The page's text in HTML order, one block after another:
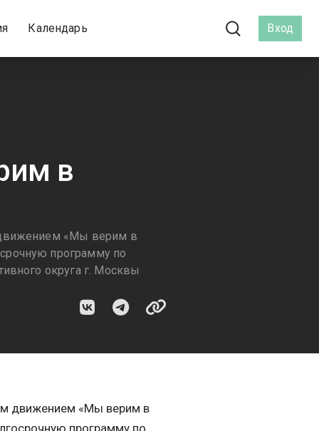
Календарь Вход
в
«Мы верим в
программу по
округа г. Москвы
движением «Мы верим в
программу по